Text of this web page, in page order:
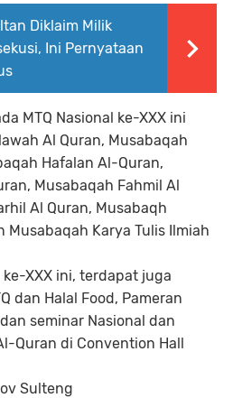
Diklaim Milik
Ini Pernyataan
MTQ Nasional ke-XXX ini
Al Quran, Musabaqah
Hafalan Al-Quran,
Musabaqah Fahmil Al
Al Quran, Musabaqh
Musabaqah Karya Tulis Ilmiah
ke-XXX ini, terdapat juga
dan Halal Food, Pameran
seminar Nasional dan
Quran di Convention Hall
Sulteng